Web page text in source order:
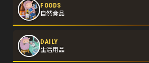
FOODS
自然食品
DAILY
生活用品